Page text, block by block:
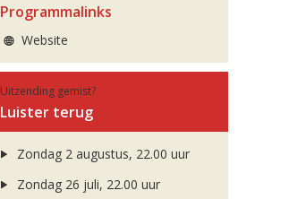
Programmalinks
Website
Uitzending gemist?
Luister terug
Zondag 2 augustus, 22.00 uur
Zondag 26 juli, 22.00 uur